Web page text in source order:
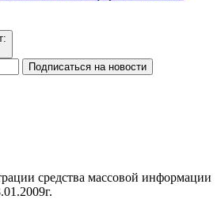
Подписаться на новости
средства массовой информации